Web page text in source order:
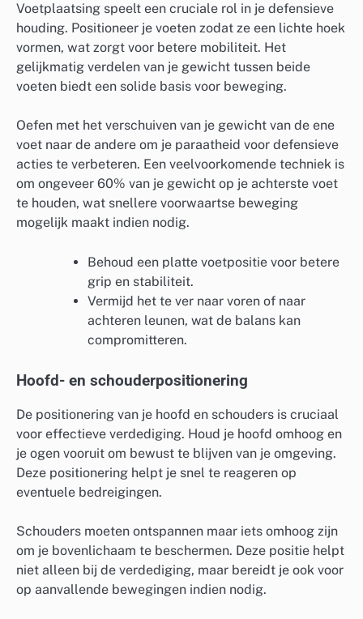
Voetplaatsing speelt een cruciale rol in je defensieve
houding. Positioneer je voeten zodat ze een lichte hoek
vormen, wat zorgt voor betere mobiliteit. Het
gelijkmatig verdelen van je gewicht tussen beide
voeten biedt een solide basis voor beweging.
Oefen met het verschuiven van je gewicht van de ene
voet naar de andere om je paraatheid voor defensieve
acties te verbeteren. Een veelvoorkomende techniek is
om ongeveer 60% van je gewicht op je achterste voet
te houden, wat snellere voorwaartse beweging
mogelijk maakt indien nodig.
Behoud een platte voetpositie voor betere
grip en stabiliteit.
Vermijd het te ver naar voren of naar
achteren leunen, wat de balans kan
compromitteren.
Hoofd- en schouderpositionering
De positionering van je hoofd en schouders is cruciaal
voor effectieve verdediging. Houd je hoofd omhoog en
je ogen vooruit om bewust te blijven van je omgeving.
Deze positionering helpt je snel te reageren op
eventuele bedreigingen.
Schouders moeten ontspannen maar iets omhoog zijn
om je bovenlichaam te beschermen. Deze positie helpt
niet alleen bij de verdediging, maar bereidt je ook voor
op aanvallende bewegingen indien nodig.